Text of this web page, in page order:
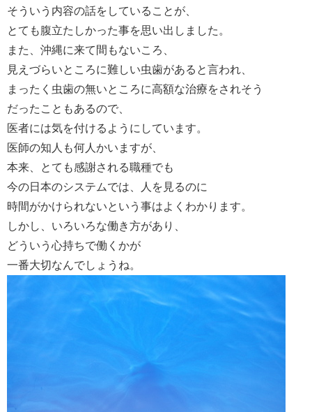
そういう内容の話をしていることが、
とても腹立たしかった事を思い出しました。
また、沖縄に来て間もないころ、
見えづらいところに難しい虫歯があると言われ、
まったく虫歯の無いところに高額な治療をされそう
だったこともあるので、
医者には気を付けるようにしています。
医師の知人も何人かいますが、
本来、とても感謝される職種でも
今の日本のシステムでは、人を見るのに
時間がかけられないという事はよくわかります。
しかし、いろいろな働き方があり、
どういう心持ちで働くかが
一番大切なんでしょうね。